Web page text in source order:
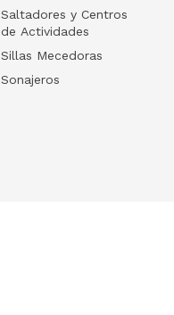
Saltadores y Centros
de Actividades
Sillas Mecedoras
Sonajeros